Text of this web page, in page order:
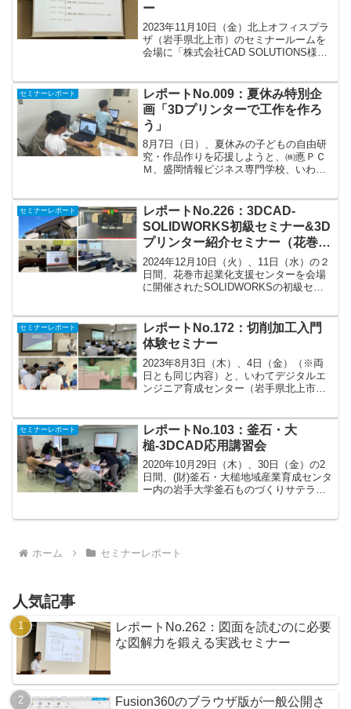
ー
2023年11月10日（金）北上オフィスプラ
ザ（岩手県北上市）のセミナールームを
会場に「株式会社CAD SOLUTIONS様」
SOLIDWORKSハンズオンセミナーを開
催し...
セミナーレポート
レポートNo.009：夏休み特別企
画「3Dプリンターで工作を作ろ
う」
8月7日（日）、夏休みの子どもの自由研
究・作品作りを応援しようと、㈱悳ＰＣ
Ｍ、盛岡情報ビジネス専門学校、いわて
いました。盛岡情報ビジネス専門学校を
会場に夏休み中の...
セミナーレポート
レポートNo.226：3DCAD-
SOLIDWORKS初級セミナー&3D
プリンター紹介セミナー（花巻市
起業化支援センター）
2024年12月10日（火）、11日（水）の２
日間、花巻市起業化支援センターを会場
に開催されたSOLIDWORKSの初級セミ
ラブ）定員を超える集まりで盛況でし
た！トロフ...
セミナーレポート
レポートNo.172：切削加工入門
体験セミナー
2023年8月3日（木）、4日（金）（※両
日とも同じ内容）と、いわてデジタルエ
ンジニア育成センター（岩手県北上市）
きしまして、3DCAD/CAMソフトウェア
「Fus...
セミナーレポート
レポートNo.103：釜石・大
槌-3DCAD応用講習会
2020年10月29日（木）、30日（金）の2
日間、(財)釜石・大槌地域産業育成センタ
ー内の岩手大学釜石ものづくりサテライ
ホーム セミナーレポート
人気記事
レポートNo.262：図面を読むのに必要
な図解力を鍛える実践セミナー
Fusion360のブラウザ版が一般公開さ